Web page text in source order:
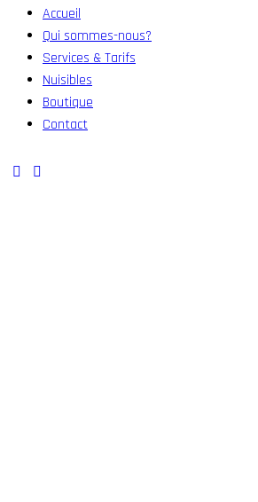
Accueil
Qui sommes-nous?
Services & Tarifs
Nuisibles
Boutique
Contact